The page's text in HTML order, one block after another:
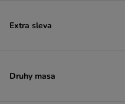
Natural Greatness
Extra sleva
Druhy masa